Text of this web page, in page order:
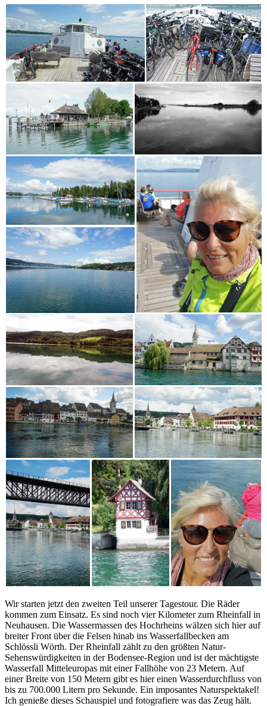
Wir starten jetzt den zweiten Teil unserer Tagestour. Die Räder
kommen zum Einsatz. Es sind noch vier Kilometer zum Rheinfall in
Neuhausen. Die Wassermassen des Hochrheins wälzen sich hier auf
breiter Front über die Felsen hinab ins Wasserfallbecken am
Schlössli Wörth. Der Rheinfall zählt zu den größten Natur-
Sehenswürdigkeiten in der Bodensee-Region und ist der mächtigste
Wasserfall Mitteleuropas mit einer Fallhöhe von 23 Metern. Auf
einer Breite von 150 Metern gibt es hier einen Wasserdurchfluss von
bis zu 700.000 Litern pro Sekunde. Ein imposantes Naturspektakel!
Ich genieße dieses Schauspiel und fotografiere was das Zeug hält.